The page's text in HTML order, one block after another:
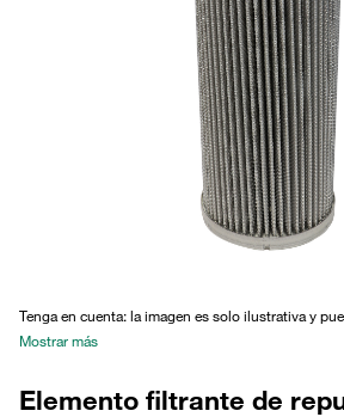
Tenga en cuenta: la imagen es solo ilustrativa y
Mostrar más
Elemento filtrante de